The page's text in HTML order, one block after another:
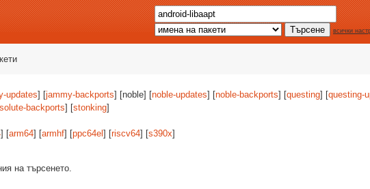
всички
updates] [jammy-backports] [noble] [noble-updates] [noble-backports] [questing] [questing-
backports] [stonking]
] [arm64] [armhf] [ppc64el ] [riscv64] [s390x]
на търсенето.